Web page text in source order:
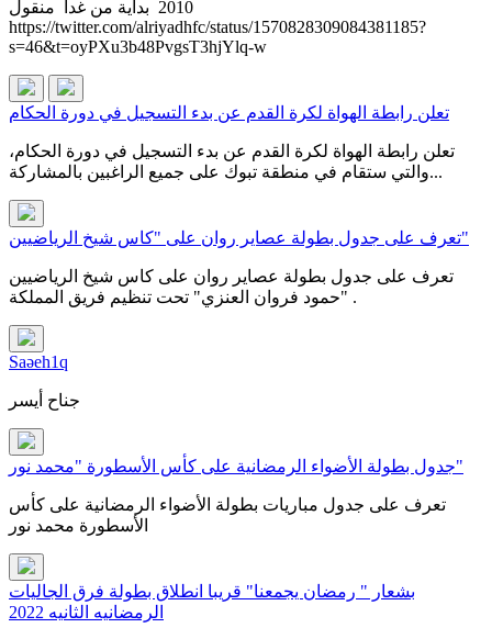
2010 بداية من غدا منقول
https://twitter.com/alriyadhfc/status/1570828309084381185?
s=46&t=oyPXu3b48PvgsT3hjYlq-w
تعلن رابطة الهواة لكرة القدم عن بدء التسجيل في دورة الحكام
تعلن رابطة الهواة لكرة القدم عن بدء التسجيل في دورة الحكام،
والتي ستقام في منطقة تبوك على جميع الراغبين بالمشاركة...
تعرف على جدول بطولة عصاير روان على "كاس شيخ الرياضيين"
تعرف على جدول بطولة عصاير روان على كاس شيخ الرياضيين
"حمود فروان العنزي" تحت تنظيم فريق المملكة .
Saəeh1q
جناح أيسر
جدول بطولة الأضواء الرمضانية على كأس الأسطورة "محمد نور"
تعرف على جدول مباريات بطولة الأضواء الرمضانية على كأس
بشعار " رمضان يجمعنا" قريبا انطلاق بطولة فرق الجاليات
الرمضانيه الثانيه 2022